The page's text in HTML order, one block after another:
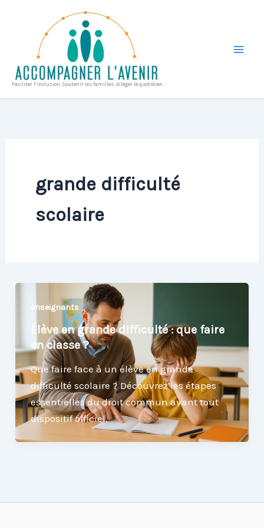
Faciliter l’inclusion. Soutenir les familles. Alléger le quotidien.
grande difficulté
scolaire
enseignants
Élève en grande difficulté : que faire
en classe ?
Que faire face à un élève en grande
difficulté scolaire ? Découvrez les étapes
essentielles du droit commun avant tout
dispositif officiel.